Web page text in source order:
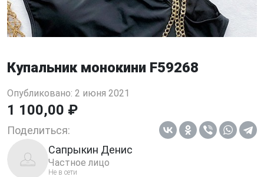
Купальник монокини F59268
Опубликовано: 2 июня 2021
1 100,00 ₽
Поделиться:
Сапрыкин Денис
Частное лицо
Не в сети